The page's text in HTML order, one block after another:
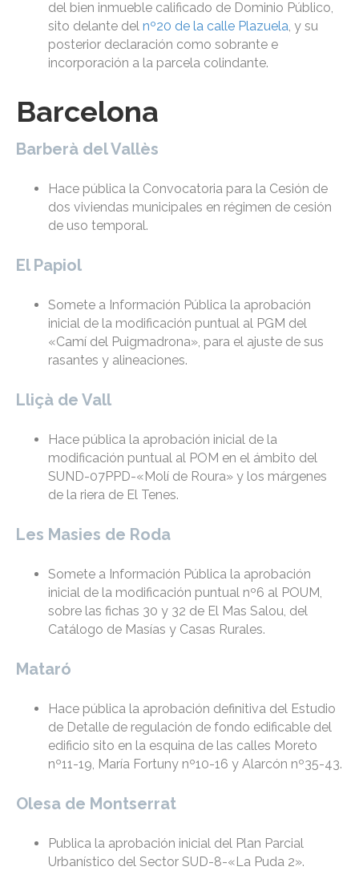
del bien inmueble calificado de Dominio Público,
sito delante del nº20 de la calle Plazuela, y su
posterior declaración como sobrante e
incorporación a la parcela colindante.
Barcelona
Barberà del Vallès
Hace pública la Convocatoria para la Cesión de
dos viviendas municipales en régimen de cesión
de uso temporal.
El Papiol
Somete a Información Pública la aprobación
inicial de la modificación puntual al PGM del
«Camí del Puigmadrona», para el ajuste de sus
rasantes y alineaciones.
Lliçà de Vall
Hace pública la aprobación inicial de la
modificación puntual al POM en el ámbito del
SUND-07PPD-«Molí de Roura» y los márgenes
de la riera de El Tenes.
Les Masies de Roda
Somete a Información Pública la aprobación
inicial de la modificación puntual nº6 al POUM,
sobre las fichas 30 y 32 de El Mas Salou, del
Catálogo de Masías y Casas Rurales.
Mataró
Hace pública la aprobación definitiva del Estudio
de Detalle de regulación de fondo edificable del
edificio sito en la esquina de las calles Moreto
nº11-19, María Fortuny nº10-16 y Alarcón nº35-43.
Olesa de Montserrat
Publica la aprobación inicial del Plan Parcial
Urbanístico del Sector SUD-8-«La Puda 2».